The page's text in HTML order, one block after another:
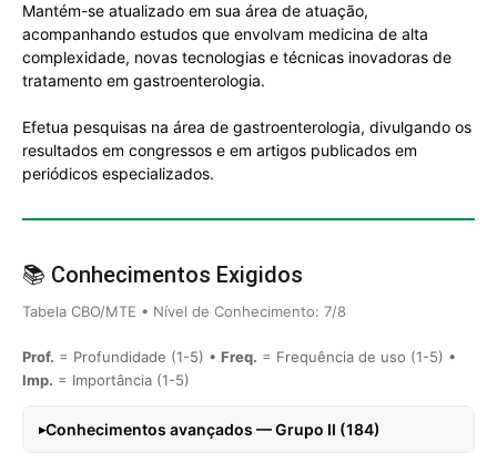
Mantém-se atualizado em sua área de atuação,
acompanhando estudos que envolvam medicina de alta
complexidade, novas tecnologias e técnicas inovadoras de
tratamento em gastroenterologia.
Efetua pesquisas na área de gastroenterologia, divulgando os
resultados em congressos e em artigos publicados em
periódicos especializados.
📚 Conhecimentos Exigidos
Tabela CBO/MTE • Nível de Conhecimento: 7/8
Prof. = Profundidade (1-5) • Freq. = Frequência de uso (1-5) •
Imp. = Importância (1-5)
Conhecimentos avançados — Grupo II (184)